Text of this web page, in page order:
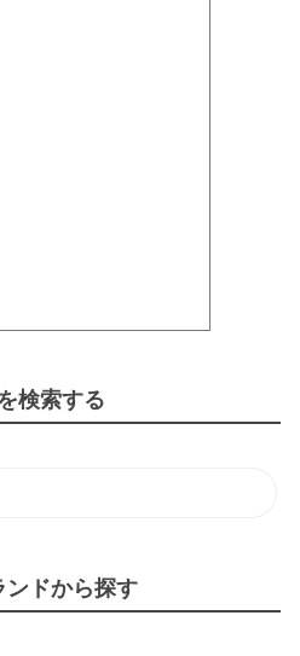
検索する
ンドから探す